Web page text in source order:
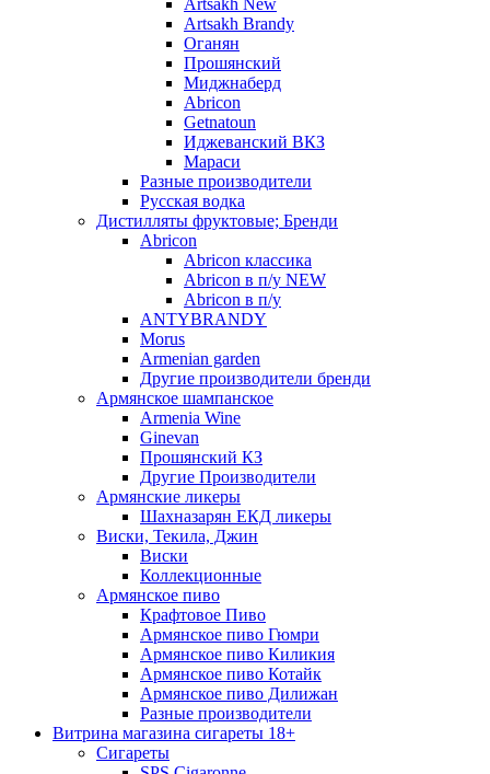
Artsakh New
Artsakh Brandy
Оганян
Прошянский
Миджнаберд
Abricon
Getnatoun
Иджеванский ВКЗ
Мараси
Разные производители
Русская водка
Дистилляты фруктовые; Бренди
Abricon
Abricon классика
Abricon в п/у NEW
Abricon в п/у
ANTYBRANDY
Morus
Armenian garden
Другие производители бренди
Армянское шампанское
Armenia Wine
Ginevan
Прошянский КЗ
Другие Производители
Армянские ликеры
Шахназарян ЕКД ликеры
Виски, Текила, Джин
Виски
Коллекционные
Армянское пиво
Крафтовое Пиво
Армянское пиво Гюмри
Армянское пиво Киликия
Армянское пиво Котайк
Армянское пиво Дилижан
Разные производители
Витрина магазина сигареты 18+
Cигареты